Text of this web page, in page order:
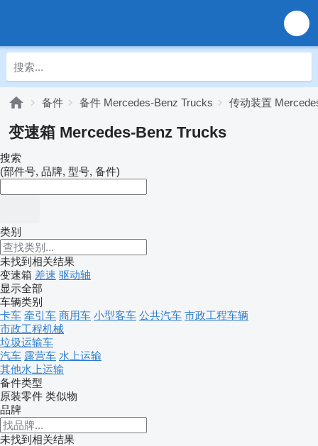
备件 备件 Mercedes-Benz Trucks 传动装置
变速箱 Mercedes-Benz Trucks
搜索
(部件号, 品牌, 型号, 备件)
类别
未找到相关结果
变速箱 差速 驱动轴
显示全部
车辆类别
卡车 牵引车 商用车 小型客车 公共汽车 市政工程车辆
市政工程机械
垃圾运输车
汽车 露营车 水上运输
其他水上运输
备件类型
原装零件 类似物
品牌
未找到相关结果